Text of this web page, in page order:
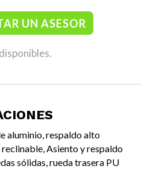
UN ASESOR
aluminio, respaldo alto
Asiento y respaldo
sólidas, rueda trasera PU